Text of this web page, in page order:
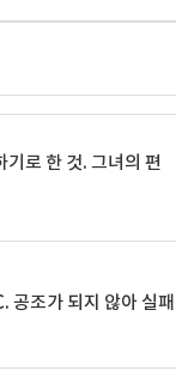
로 한 것. 그녀의 편
공조가 되지 않아 실패